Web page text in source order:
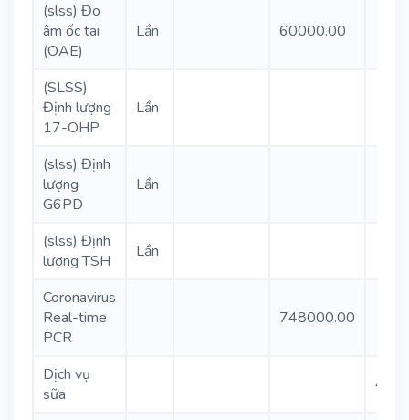
(slss) Đo
âm ốc tai
(OAE)
Lần 60000.00
(SLSS)
Định lượng
17-OHP
Lần
(slss) Định
lượng
G6PD
Lần
(slss) Định
lượng TSH
Lần
Coronavirus
Real-time
PCR
748000.00
Dịch vụ
sữa